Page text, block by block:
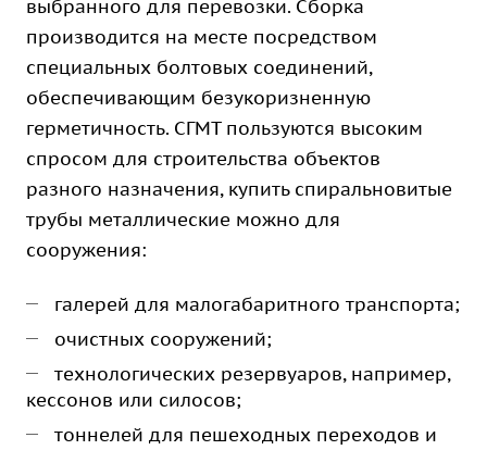
выбранного для перевозки. Сборка
производится на месте посредством
специальных болтовых соединений,
обеспечивающим безукоризненную
герметичность. СГМТ пользуются высоким
спросом для строительства объектов
разного назначения, купить спиральновитые
трубы металлические можно для
сооружения:
галерей для малогабаритного транспорта;
очистных сооружений;
технологических резервуаров, например,
кессонов или силосов;
тоннелей для пешеходных переходов и